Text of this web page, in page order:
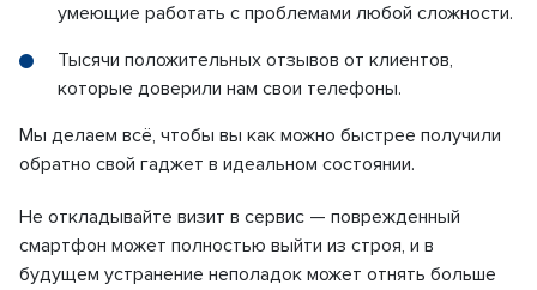
умеющие работать с проблемами любой сложности.
Тысячи положительных отзывов от клиентов,
которые доверили нам свои телефоны.
Мы делаем всё, чтобы вы как можно быстрее получили
обратно свой гаджет в идеальном состоянии.
Не откладывайте визит в сервис — поврежденный
смартфон может полностью выйти из строя, и в
будущем устранение неполадок может отнять больше